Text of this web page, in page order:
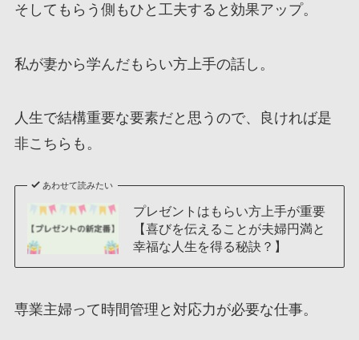
そしてもらう側もひと工夫すると効果アップ。
私が妻から学んだもらい方上手の話し。
人生で結構重要な要素だと思うので、良ければ是
非こちらも。
あわせて読みたい
プレゼントはもらい方上手が重要
【喜びを伝えることが夫婦円満と
幸福な人生を得る秘訣？】
専業主婦って時間管理と対応力が必要な仕事。